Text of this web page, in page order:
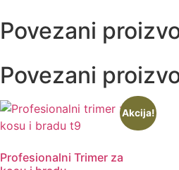
Povezani
Povezani
Akcija!
Profesionalni Trimer za